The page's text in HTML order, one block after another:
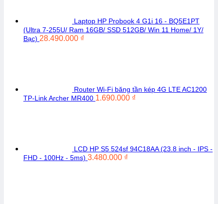
Laptop HP Probook 4 G1i 16 - BQ5E1PT
(Ultra 7-255U/ Ram 16GB/ SSD 512GB/ Win 11 Home/ 1Y/
Bạc) 28.490.000 ₫
Router Wi-Fi băng tần kép 4G LTE AC1200
TP-Link Archer MR400 1.690.000 ₫
LCD HP S5 524sf 94C18AA (23.8 inch - IPS -
FHD - 100Hz - 5ms) 3.480.000 ₫